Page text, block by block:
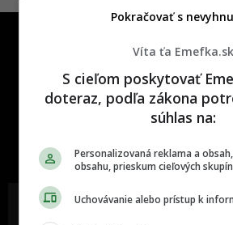
One time najzábavnejšie
najzabávnejšie miesto
Víta ťa Emefka.sk
S cieľom poskytovať
doteraz, podľa zákona
súhlas na:
Personalizovaná reklama a
obsahu, prieskum cieľových
Uchovávanie alebo prístup k
Pokračovať s